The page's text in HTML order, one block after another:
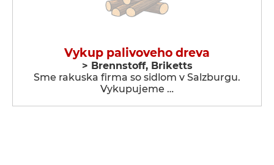
Vykup palivoveho dreva
> Brennstoff, Briketts
Sme rakuska firma so sidlom v Salzburgu.
Vykupujeme …